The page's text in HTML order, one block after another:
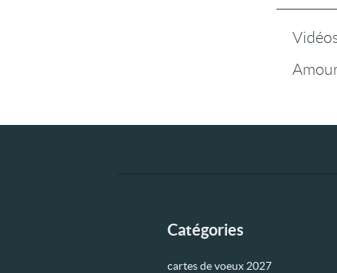
Catégories
cartes de voeux 2027